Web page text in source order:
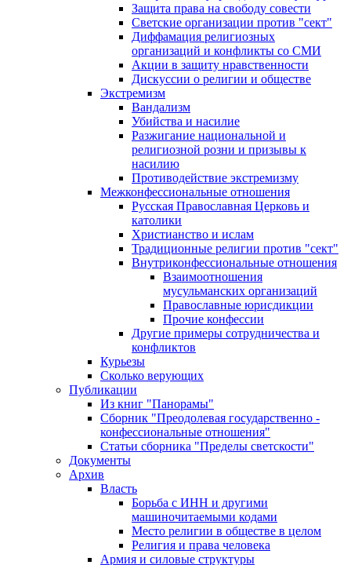
Защита права на свободу совести
Светские организации против "сект"
Диффамация религиозных
организаций и конфликты со СМИ
Акции в защиту нравственности
Дискуссии о религии и обществе
Экстремизм
Вандализм
Убийства и насилие
Разжигание национальной и
религиозной розни и призывы к
насилию
Противодействие экстремизму
Межконфессиональные отношения
Русская Православная Церковь и
католики
Христианство и ислам
Традиционные религии против "сект"
Внутриконфессиональные отношения
Взаимоотношения
мусульманских организаций
Православные юрисдикции
Прочие конфессии
Другие примеры сотрудничества и
конфликтов
Курьезы
Сколько верующих
Публикации
Из книг "Панорамы"
Сборник "Преодолевая государственно -
конфессиональные отношения"
Статьи сборника "Пределы светскости"
Документы
Архив
Власть
Борьба с ИНН и другими
машиночитаемыми кодами
Место религии в обществе в целом
Религия и права человека
Армия и силовые структуры